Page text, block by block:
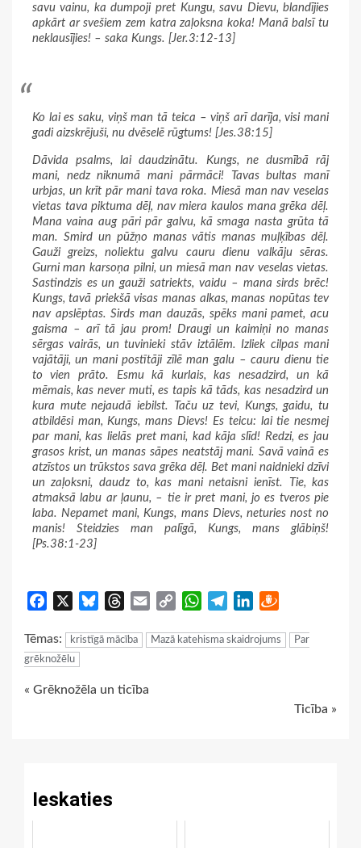
savu vainu, ka dumpoji pret Kungu, savu Dievu, blandījies
apkārt ar svešiem zem katra zaļoksna koka! Manā balsī tu
neklausījies! – saka Kungs. [Jer.3:12-13]
Ko lai es saku, viņš man tā teica – viņš arī darīja, visi mani
gadi aizskrējuši, nu dvēselē rūgtums! [Jes.38:15]
Dāvida psalms, lai daudzinātu. Kungs, ne dusmībā rāj
mani, nedz niknumā mani pārmāci! Tavas bultas manī
urbjas, un krīt pār mani tava roka. Miesā man nav veselas
vietas tava piktuma dēļ, nav miera kaulos mana grēka dēļ.
Mana vaina aug pāri pār galvu, kā smaga nasta grūta tā
man. Smird un pūžņo manas vātis manas muļķības dēļ.
Gauži greizs, noliektu galvu cauru dienu valkāju sēras.
Gurni man karsoņa pilni, un miesā man nav veselas vietas.
Sastindzis es un gauži satriekts, vaidu – mana sirds brēc!
Kungs, tavā priekšā visas manas alkas, manas nopūtas tev
nav apslēptas. Sirds man dauzās, spēks mani pamet, acu
gaisma – arī tā jau prom! Draugi un kaimiņi no manas
sērgas vairās, un tuvinieki stāv iztālēm. Izliek cilpas mani
vajātāji, un mani postītāji zīlē man galu – cauru dienu tie
to vien prāto. Esmu kā kurlais, kas nesadzird, un kā
mēmais, kas never muti, es tapis kā tāds, kas nesadzird un
kura mute nejaudā iebilst. Taču uz tevi, Kungs, gaidu, tu
atbildēsi man, Kungs, mans Dievs! Es teicu: lai tie nesmej
par mani, kas lielās pret mani, kad kāja slīd! Redzi, es jau
grasos krist, un manas sāpes neatstāj mani. Savā vainā es
atzīstos un trūkstos sava grēka dēļ. Bet mani naidnieki dzīvi
un zaļoksni, daudz to, kas mani netaisni ienīst. Tie, kas
atmaksā labu ar ļaunu, – tie ir pret mani, jo es tveros pie
laba. Nepamet mani, Kungs, mans Dievs, neturies nost no
manis! Steidzies man palīgā, Kungs, mans glābiņš!
[Ps.38:1-23]
Facebook BlueskyThreads
Email
Copy
WhatsApp
TelegramLinkedIn
Tēmas: kristīgā mācība Mazā katehisma skaidrojums
Par
grēknožēlu
Continue
« Grēknožēla un ticība
Ticība »
Ieskaties